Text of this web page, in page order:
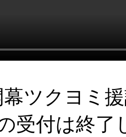
ツクヨミ
受付は終了